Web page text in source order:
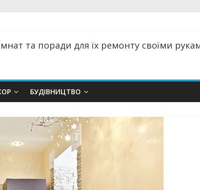
та поради для їх ремонту своїми
БУДІВНИЦТВО